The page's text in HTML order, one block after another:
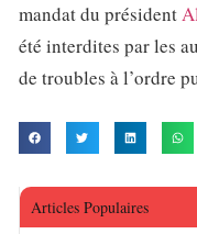
mandat du président
été interdites par les
de troubles à l’ordre
Articles Populaires